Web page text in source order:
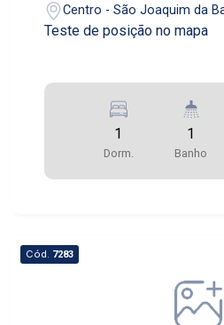
Centro - São Joaquim da
Teste de posição no mapa
1
Dorm.
1
Banho
Cód. 7283